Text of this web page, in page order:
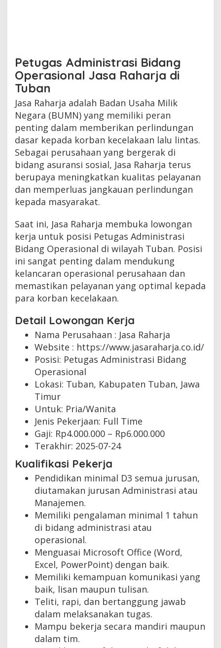
Petugas Administrasi Bidang
Operasional Jasa Raharja di
Tuban
Jasa Raharja adalah Badan Usaha Milik
Negara (BUMN) yang memiliki peran
penting dalam memberikan perlindungan
dasar kepada korban kecelakaan lalu lintas.
Sebagai perusahaan yang bergerak di
bidang asuransi sosial, Jasa Raharja terus
berupaya meningkatkan kualitas pelayanan
dan memperluas jangkauan perlindungan
kepada masyarakat.
Saat ini, Jasa Raharja membuka lowongan
kerja untuk posisi Petugas Administrasi
Bidang Operasional di wilayah Tuban. Posisi
ini sangat penting dalam mendukung
kelancaran operasional perusahaan dan
memastikan pelayanan yang optimal kepada
para korban kecelakaan.
Detail Lowongan Kerja
Nama Perusahaan : Jasa Raharja
Website : https://www.jasaraharja.co.id/
Posisi: Petugas Administrasi Bidang
Operasional
Lokasi: Tuban, Kabupaten Tuban, Jawa
Timur
Untuk: Pria/Wanita
Jenis Pekerjaan: Full Time
Gaji: Rp4.000.000 – Rp6.000.000
Terakhir: 2025-07-24
Kualifikasi Pekerja
Pendidikan minimal D3 semua jurusan,
diutamakan jurusan Administrasi atau
Manajemen.
Memiliki pengalaman minimal 1 tahun
di bidang administrasi atau
operasional.
Menguasai Microsoft Office (Word,
Excel, PowerPoint) dengan baik.
Memiliki kemampuan komunikasi yang
baik, lisan maupun tulisan.
Teliti, rapi, dan bertanggung jawab
dalam melaksanakan tugas.
Mampu bekerja secara mandiri maupun
dalam tim.